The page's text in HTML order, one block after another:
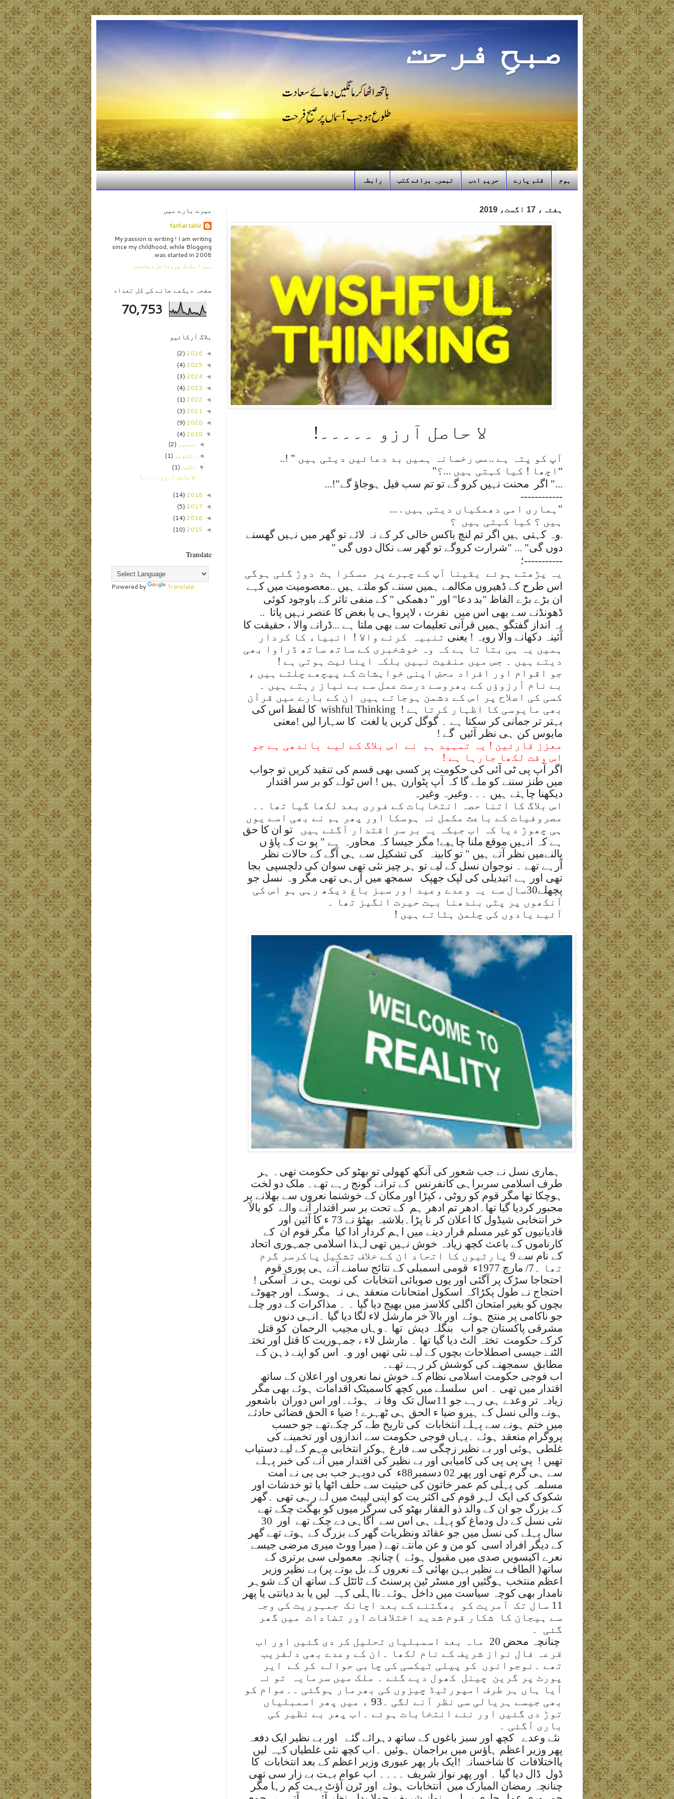
صبحِ فرحت
ہوم قلم پارے حریم ادب تبصرہ برائے کتب رابطہ
ہفتہ، 17 اگست، 2019
لا حاصل آرزو ۔۔۔۔۔!
آپ کو پتہ ہے ..مس رخسانہ ہمیں بد دعائیں دیتی ہیں ..! "
“ اچھا ! کیا کہتی ہیں ...؟"
"... اگر محنت نہیں کرو گے تو تم سب فیل ہوجاؤ گے...!"
------------
" ہماری امی دھمکیاں دیتی ہیں . ...
ہیں ؟ کیا کہتی ہیں ؟
.وہ کہتی ہیں اگر تم لنچ باکس خالی کر کے نہ لائے تو گهر میں نہیں گھسنے
دوں گی... " "شرارت کروگے تو گھر سے نکال دوں گی "
-----------؛
یہ پڑھتے ہوئے
یقینا آپ کے چہرے پر مسکرا ہٹ دوڑ گئی ہوگی
اس طرح کے ڈھیروں مکالمے ہمیں سننے کو ملتے ہیں ..معصومیت میں کہے
ان بڑے بڑے الفاظ "بد دعا" اور " دھمکی " کے منفی تاثر کے باوجود کوئی
ڈھونڈنے سے بھی اس میں نفرت ، لاپرواہی یا بغض کا عنصر نہیں پاتا ..
یہ انداز گفتگو ہمیں قرآنی تعلیمات سے بھی ملتا ہے ...ڈرانے والا ، حقیقت کا
آئینہ دکھانے والا رویہ ! یعنی تنبیہ کرنے والا !
انبیاء کا کردار
ہمیں یہ ہی بتا تا ہے کہ وہ خوشخبری کے ساتھ ساتھ ڈراوا بھی
دیتے ہیں ۔ جس میں منفیت نہیں بلکہ اپنائیت ہوتی ہے !
جو اقوام اور افراد محض اپنی خواہشات کے پیچھے چلتے ہیں ،
بے نام آرزوؤں کے بھروسے درست عمل سے بے نیاز رہتے ہیں ۔
کسی کی اصلاح پر اس کے دشمن ہوجاتے ہیں
ان کے بارے میں قرآن
بھی مایوسی کا اظہار کرتا ہے ! wishful Thinking کا لفظ اس کی
بہتر تر جمانی کر سکتا ہے ۔ گوگل کریں یا لغت کا سہارا لیں !معنی
مایوس کن ہی نظر آئیں گے !
معزز قارئین ! یہ تمہید ہم
نے اس بلاگ کے لیے
باندھی ہے جو
اس وقت لکھا جارہا ہے !
اگر آپ پی ٹی آئی کی حکومت پر کسی بھی قسم کی تنقید کریں تو جواب
میں طنز سننے کو ملے گا کہ آپ پٹوارن ہیں ! اس ٹولے کو بر سر اقتدار
دیکھنا چاہتے ہیں ۔۔۔وغیرہ وغیرہ
اس بلاگ کا اتنا حصہ انتخابات کے فوری بعد لکھا گیا تھا ۔۔
مصروفیات کے باعث مکمل نہ ہوسکا اور پھر ہم نے بھی اسے یوں
ہی چھوڑ دیا کہ اب جبکہ یہ بر سر اقتدار آگئے ہیں
تو ان کا حق
ہے کہ انہیں موقع ملنا چاہیے! مگر جیسا کہ محاورہ ہے " پو ت کے پاؤ ں
پالنےمیں نظر آتے ہیں " تو کابینہ
کی تشکیل سے ہی آگے کے حالات نظر
آرہے تھے ۔ نوجوان نسل کے لیے تو ہر چیز نئی تھی سوان کی دلچسپی بجا
تھی اور ہے !تبدیلی کی لپک جھپک
سمجھ میں آرہی تھی مگر وہ نسل جو
پچھلے30سال سے
یہ وعدے وعید اور سبز باغ دیکھ رہی ہو اس کی
آنکھوں پر پٹی بندھنا بہت حیرت انگیز تھا ۔
آئیے یادوں کی چلمن ہٹاتے ہیں !
ہماری نسل نے جب شعور کی آنکھ کھولی تو بھٹو کی حکومت تھی۔ ہر
طرف اسلامی سربراہی کانفرنس کے ترانے گونج رہے تھے۔ ملک دو لخت
ہوچکا تھا مگر قوم کو روٹی ، کپڑا اور مکان کے خوشنما نعروں سے بھلانے پر
مجبور کردیا گیا تھا۔ادھر تم ادھر ہم کے تحت بر سر اقتدار آنے والے کو بالآ
خر انتخابی شیڈول کا اعلان کر نا پڑا۔بلاشبہ بھٹؤ نے 73 ء کا آئین اور
قادیانیوں کو غیر مسلم قرار دینے میں اہم کردار ادا کیا مگر قوم ان کے
کارناموں کے باعث کچھ زیادہ خوش نہیں تھی لہذا اسلامی جمہوری اتحاد
کے نام سے 9 پارٹیوں کا اتحاد ان کے خلاف تشکیل پاکرسر گرم
تھا ۔7/ مارچ 1977ء
قومی اسمبلی کے نتائج سامنے آتے ہی پوری قوم
احتجاجا سڑک پر آگئی اور یوں صوبائی انتخابات کی نوبت ہی نہ آسکی !
احتجاج نے طول پکڑاکہ اسکول امتحانات منعقد ہی نہ ہوسکے
اور چھوٹے
بچوں کو بغیر امتحان اگلی کلاسز میں بھیج دیا گیا ۔ ۔ مذاکرات کے دور چلے
جو ناکامی پر منتج ہوئے
اور بالآ خر مارشل لاء لگا دیا گیا ۔انہی دنوں
مشرقی پاکستان جو اب
بنگلہ دیش تھا ۔وہاں مجیب الرحمان کو قتل
کرکے حکومت تختہ الٹ دیا گیا تھا ۔ مارشل لاء ، جمہوریت کا قتل اور تختہ
الٹنے جیسی اصطلاحات بچوں کے لیے نئی تھیں اور وہ اس کو اپنے ذہن کے
مطابق سمجھنے کی کوشش کر رہے تھے ۔
اب فوجی حکومت اسلامی نظام کے خوش نما نعروں اور اعلان کے ساتھ
اقتدار میں تھی ۔ اس سلسلے میں کچھ کاسمیٹک اقدامات ہوئے بھی مگر
زیادہ تر وعدے ہی رہے جو 11سال تک
وفا نہ ہوئے۔اور اس دوران باشعور
ہونے والی نسل کے ہیرو ضیا ء الحق ہی ٹھہرے ! ضیا ء الحق فضائی حادثے
میں ختم ہونے سے پہلے انتخابات کی تاریخ طے کر چکےتھے جو حسب
پروگرام منعقد ہوئے ۔یہاں فوجی حکومت سے اندازوں اور تخمینے کی
غلطی ہوئی اور بے نظیر زچگی سے فارغ ہوکر انتخابی مہم کے لیے دستیاب
تھیں ! پی پی پی کی کامیابی اور بے نظیر کی اقتدار میں آنے کی خبر پہلے
سے ہی گرم تھی اور پھر 02 دسمبر88ء
کی دوپہر جب بی بی نے امت
مسلمہ کی پہلی کم عمر خاتون کی حیثیت سے حلف اٹھا یا تو خدشات اور
شکوک کی ایک لہر قوم کی اکثر یت کو اپنی لپیٹ میں لے رہی تھی ۔گھر
کے بزرگ جو ان کے والد ذو الفقار بھٹو کی سرگر میوں کو بھگت چکے تھے
نئی نسل کے دل ودماغ کو پہلے ہی اس سے
آگاہی دے چکے تھے اور
30
سال پہلے کی نسل میں جو عقائد ونظریات گھر کے بزرگ کے ہوتے تھے گھر
کے دیگر افراد اسی کو من و عن مانتے تھے ( میرا ووٹ میری مرضی جیسے
نعرے اکیسویں صدی میں مقبول ہوئے ) چنانچہ معمولی سی برتری کے
ساتھ( الطاف بے نظیر بہن بھائی کے نعروں کے بل بوتے پر) بے نظیر وزیر
اعظم منتخب ہوگئیں اور مسٹر ٹین پرسنٹ کے ٹائٹل کے ساتھ ان کے شوہر
نامدار بھی کوچہ سیاست میں داخل ہوئے۔نااہلی کہہ لیں یا بد دیانتی یا پھر
11 سال تک
آمریت کو بھگتنے کے بعد اچانک جمہوریت کی وجہ
سے ہیجان کا
شکار قوم شدید اختلافات اور تضادات میں گھر
گئی
۔
چنانچہ محض 20
ماہ بعد اسمبلیاں تحلیل کر دی گئیں اور اب
قرعہ فال نواز شریف کے نام لکھا ۔ان کے وعدے بھی دلفریب
تھے ۔نوجوانوں کو پیلی ٹیکسی کی چابی حوالے کر کے
ایر
پورٹ پر گرین چینل کھول دیے گئے ۔ ملک میں سرمایہ
تو نہ
آیا ہاں ہر طرف امپورٹیڈ چیزوں کی بھرمار ہوگئی ۔۔عوام کو
بھی جیسے ہریالی سی نظر آنے لگی ۔93 ء میں پھر اسمبلیاں
توڑ دی گئیں اور نئے انتخابات ہوئے ۔اب پھر بے نظیر کی
باری آگئی ۔
نئے وعدے
کچھ اور سبز باغوں کے ساتھ دہرائے گئے
اور بے نظیر ایک دفعہ
پھر وزیر اعظم ہاؤس میں براجمان ہوئیں ۔اب کچھ نئی غلطیاں کہہ لیں
یااختلافات کا شاخسانہ !ایک بار پھر عبوری وزیر اعظم کے بعد انتخابات کا
ڈول ڈال دیا گیا ۔ اور پھر نواز شریف ۔۔۔۔ اب عوام بہت بے زار سی تھی
چنانچہ رمضان المبارک میں
انتخابات ہوئے
اور ٹرن آؤٹ بہت کم رہا مگر
میرے بارے میں
farhat tahir
My passion is writing ! I am writing
since my childhood, while Blogging
was started in 2008.
میرا مکمل پروفائل دیکھیں
صفحہ دیکھے جانے کی کل تعداد
70,753
بلاگ آرکائیو
◄
2026
(2)
◄
2025
(4)
◄
2024
(3)
◄
2023
(4)
◄
2022
(1)
◄
2021
(3)
◄
2020
(9)
▼
2019
(4)
◄ دسمبر (2)
◄ اکتوبر (1)
▼ اگست (1)
لا حاصل آرزو ۔۔۔۔۔!
◄
2018
(14)
◄
2017
(5)
◄
2016
(14)
◄
2015
(10)
Translate
Powered by Translate